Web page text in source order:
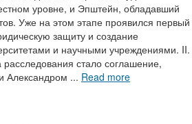
уровне, и Эпштейн, обладавший
Уже на этом этапе проявился первый
защиту и создание
и научными учреждениями. II.
стало соглашение,
Александром ... Read more